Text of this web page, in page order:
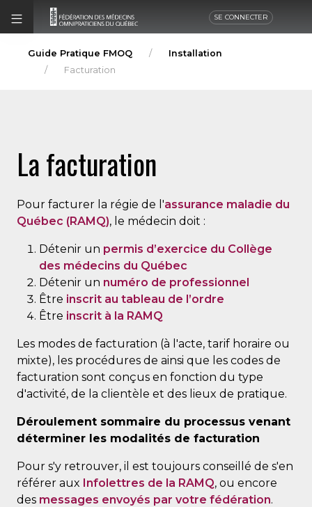
SE CONNECTER
Guide Pratique FMOQ
Installation
Facturation
La facturation
Pour facturer la régie de l'assurance maladie du
Québec (RAMQ), le médecin doit :
Détenir un permis d’exercice du Collège
des médecins du Québec
Détenir un numéro de professionnel
Être inscrit au tableau de l’ordre
Être inscrit à la RAMQ
Les modes de facturation (à l'acte, tarif horaire ou
mixte), les procédures de ainsi que les codes de
facturation sont conçus en fonction du type
d'activité, de la clientèle et des lieux de pratique.
Déroulement sommaire du processus venant
déterminer les modalités de facturation
Pour s'y retrouver, il est toujours conseillé de s'en
référer aux Infolettres de la RAMQ, ou encore
des messages envoyés par votre fédération.